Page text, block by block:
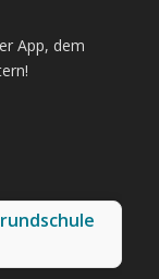
App, dem